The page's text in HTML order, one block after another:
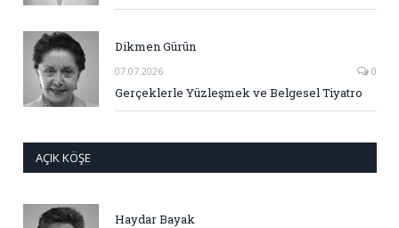
Dikmen Gürün
07.07.2026 0
Gerçeklerle Yüzleşmek ve Belgesel Tiyatro
AÇIK KÖŞE
Haydar Bayak